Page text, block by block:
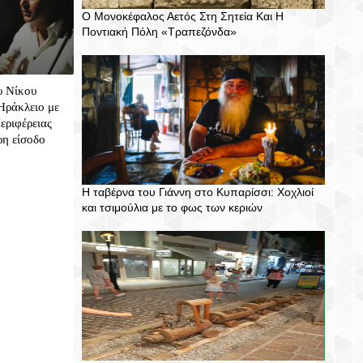
Νίκου
με
είσοδο
Ο Μονοκέφαλος Αετός Στη Σητεία Και Η
Ποντιακή Πόλη «Τραπεζόνδα»
Η ταβέρνα του Γιάννη στο Κυπαρίσσι: Χοχλιοί
και τσιμούλια με το φως των κεριών